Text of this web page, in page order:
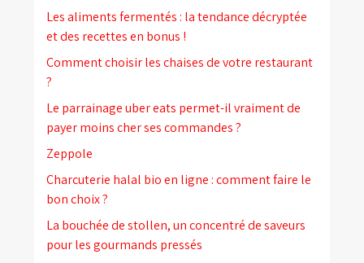
Les aliments fermentés : la tendance décryptée
et des recettes en bonus !
Comment choisir les chaises de votre restaurant
?
Le parrainage uber eats permet-il vraiment de
payer moins cher ses commandes ?
Zeppole
Charcuterie halal bio en ligne : comment faire le
bon choix ?
La bouchée de stollen, un concentré de saveurs
pour les gourmands pressés